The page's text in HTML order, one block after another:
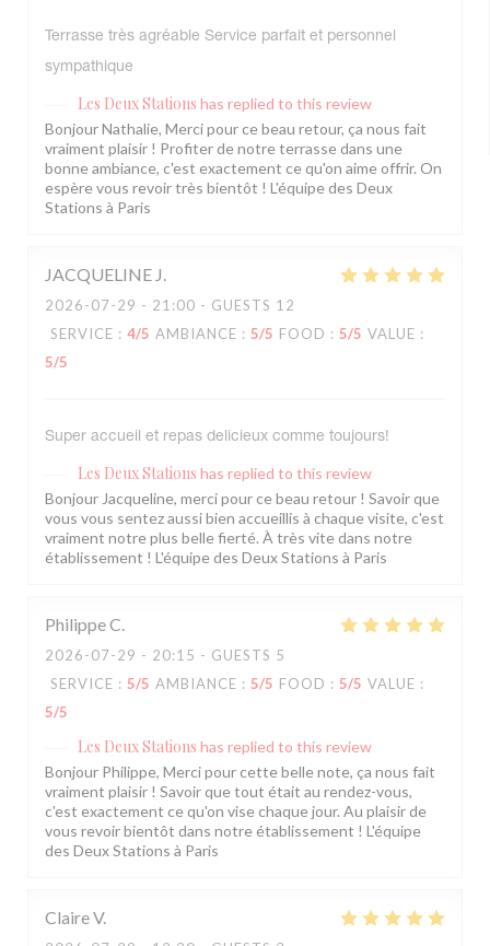
Terrasse très agréable Service parfait et personnel
sympathique
Les Deux Stations has replied to this review
Bonjour Nathalie, Merci pour ce beau retour, ça nous fait
vraiment plaisir ! Profiter de notre terrasse dans une
bonne ambiance, c'est exactement ce qu'on aime offrir. On
espère vous revoir très bientôt ! L'équipe des Deux
Stations à Paris
JACQUELINE J
2026-07-29 - 21:00 - GUESTS 12
SERVICE : 4/5 AMBIANCE : 5/5 FOOD : 5/5 VALUE :
5/5
Super accueil et repas delicieux comme toujours!
Les Deux Stations has replied to this review
Bonjour Jacqueline, merci pour ce beau retour ! Savoir que
vous vous sentez aussi bien accueillis à chaque visite, c'est
vraiment notre plus belle fierté. À très vite dans notre
établissement ! L'équipe des Deux Stations à Paris
PhilippeC
2026-07-29 - 20:15 - GUESTS 5
SERVICE : 5/5 AMBIANCE : 5/5 FOOD : 5/5 VALUE :
5/5
Les Deux Stations has replied to this review
Bonjour Philippe, Merci pour cette belle note, ça nous fait
vraiment plaisir ! Savoir que tout était au rendez-vous,
c'est exactement ce qu'on vise chaque jour. Au plaisir de
vous revoir bientôt dans notre établissement ! L'équipe
des Deux Stations à Paris
ClaireV